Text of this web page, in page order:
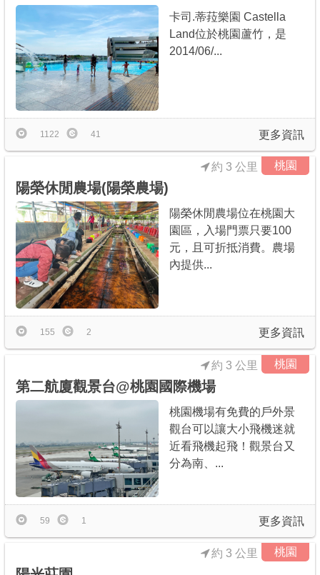
卡司.蒂菈樂園 Castella
Land位於桃園蘆竹，是
2014/06/...
更多資訊
1122 41
桃園
陽榮休閒農場(陽榮農場)
約 3 公里
陽榮休閒農場位在桃園大
園區，入場門票只要100
元，且可折抵消費。農場
內提供...
更多資訊
155 2
桃園
第二航廈觀景台@桃園國際機場
約 3 公里
桃園機場有免費的戶外景
觀台可以讓大小飛機迷就
近看飛機起飛！觀景台又
分為南、...
更多資訊
59 1
桃園
約 3 公里